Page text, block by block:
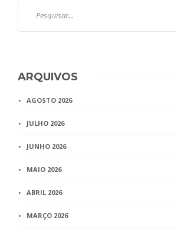
ARQUIVOS
AGOSTO 2026
JULHO 2026
JUNHO 2026
MAIO 2026
ABRIL 2026
MARÇO 2026